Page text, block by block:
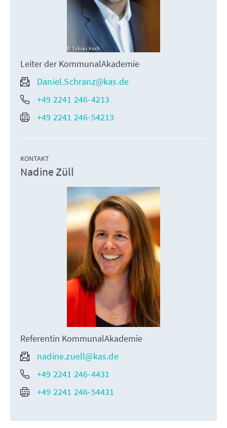
Tobias Koch
Leiter der KommunalAkademie
Daniel.Schranz@kas.de
+49 2241 246-4213
+49 2241 246-54213
KONTAKT
Nadine Züll
Referentin KommunalAkademie
nadine.zuell@kas.de
+49 2241 246-4431
+49 2241 246-54431